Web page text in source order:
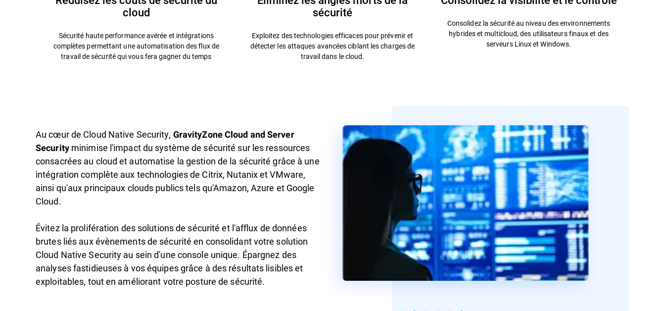
cloud
Sécurité haute performance avérée et intégrations
complètes permettant une automatisation des flux de
travail de sécurité qui vous fera gagner du temps
sécurité
Exploitez des technologies efficaces pour prévenir et
détecter les attaques avancées ciblant les charges de
travail dans le cloud.
Consolidez la sécurité au niveau des environnements
hybrides et multicloud, des utilisateurs finaux et des
serveurs Linux et Windows.
Au cœur de Cloud Native Security, GravityZone Cloud and Server
Securityminimise l'impact du système de sécurité sur les ressources
consacrées au cloud et automatise la gestion de la sécurité grâce à une
intégration complète aux technologies de Citrix, Nutanix et VMware,
ainsi qu'aux principaux clouds publics tels qu'Amazon, Azure et Google
Cloud.
Évitez la prolifération des solutions de sécurité et l'afflux de données
brutes liés aux évènements de sécurité en consolidant votre solution
Cloud Native Security au sein d'une console unique. Épargnez des
analyses fastidieuses à vos équipes grâce à des résultats lisibles et
exploitables, tout en améliorant votre posture de sécurité.